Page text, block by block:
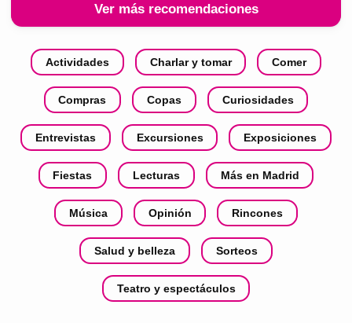
Ver más recomendaciones
Actividades Charlar y tomar Comer
Compras Copas Curiosidades
Entrevistas Excursiones Exposiciones
Fiestas Lecturas Más en Madrid
Música Opinión Rincones
Salud y belleza Sorteos
Teatro y espectáculos